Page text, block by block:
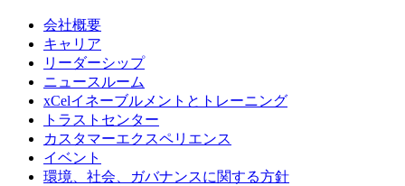
会社概要
キャリア
リーダーシップ
ニュースルーム
xCelイネーブルメントとトレーニング
トラストセンター
カスタマーエクスペリエンス
イベント
環境、社会、ガバナンスに関する方針